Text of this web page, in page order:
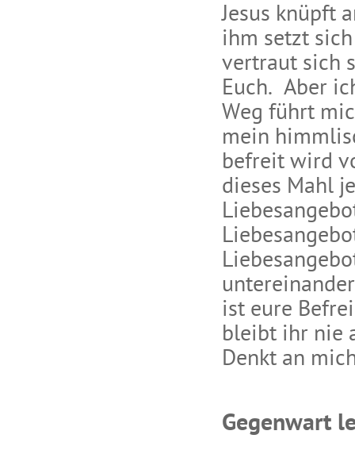
Jesus knüpft
ihm setzt
vertraut sich
Euch. Aber
Weg führt
mein
befreit wird
dieses Mahl
ist eure
bleibt ihr nie
Denkt an
Gegenwart